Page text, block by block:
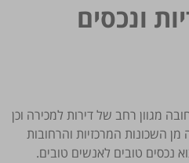
ונכסים
מגוון רחב של דירות למכירה וכן
השכונות המרכזיות והרחובות
נכסים טובים לאנשים טובים.